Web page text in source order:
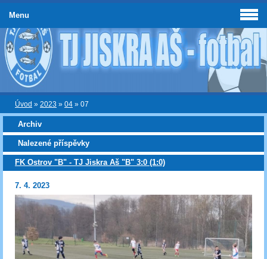
Úvod » 2023 » 04 » 07
Archiv
Nalezené příspěvky
FK Ostrov "B" - TJ Jiskra Aš "B" 3:0 (1:0)
7. 4. 2023
Menu